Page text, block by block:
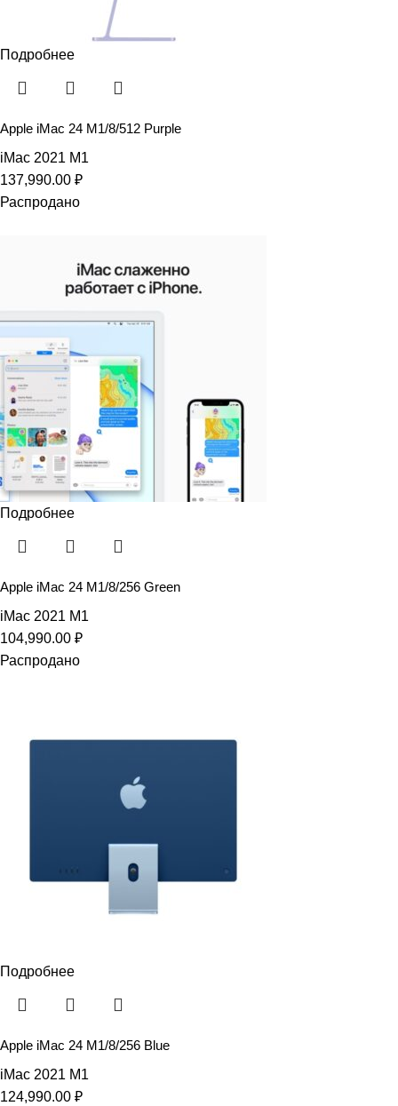
Подробнее
Apple iMac 24 M1/8/512 Purple
iMac 2021 M1
137,990.00 ₽
Распродано
Подробнее
Apple iMac 24 M1/8/256 Green
iMac 2021 M1
104,990.00 ₽
Распродано
Подробнее
Apple iMac 24 M1/8/256 Blue
iMac 2021 M1
124,990.00 ₽